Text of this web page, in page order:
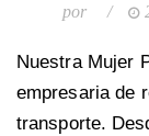
por /
Nuestra Mujer
empresaria de
transporte.